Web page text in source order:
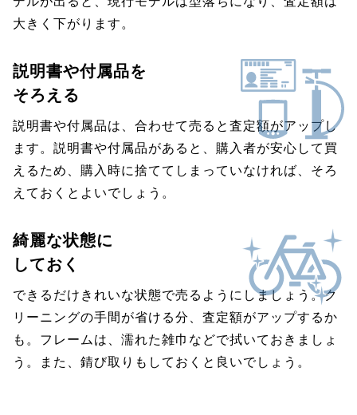
大きく下がります。
説明書や付属品を
そろえる
説明書や付属品は、合わせて売ると査定額がアップし
ます。説明書や付属品があると、購入者が安心して買
えるため、購入時に捨ててしまっていなければ、そろ
えておくとよいでしょう。
綺麗な状態に
しておく
できるだけきれいな状態で売るようにしましょう。ク
リーニングの手間が省ける分、査定額がアップするか
も。フレームは、濡れた雑巾などで拭いておきましょ
う。また、錆び取りもしておくと良いでしょう。